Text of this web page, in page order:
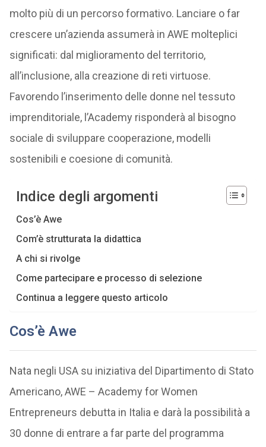
molto più di un percorso formativo. Lanciare o far
crescere un’azienda assumerà in AWE molteplici
significati: dal miglioramento del territorio,
all’inclusione, alla creazione di reti virtuose.
Favorendo l’inserimento delle donne nel tessuto
imprenditoriale, l’Academy risponderà al bisogno
sociale di sviluppare cooperazione, modelli
sostenibili e coesione di comunità.
Indice degli argomenti
Cos’è Awe
Com’è strutturata la didattica
A chi si rivolge
Come partecipare e processo di selezione
Continua a leggere questo articolo
Cos’è Awe
Nata negli USA su iniziativa del Dipartimento di Stato
Americano, AWE – Academy for Women
Entrepreneurs debutta in Italia e darà la possibilità a
30 donne di entrare a far parte del programma